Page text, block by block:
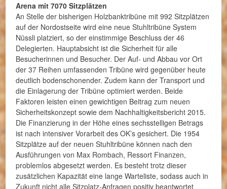
Arena mit 7070 Sitzplätzen
An Stelle der bisherigen Holzbanktribüne mit 992 Sitzplätzen
auf der Nordostseite wird eine neue Stuhltribüne System
Nüssli platziert, so der einstimmige Beschluss der 46
Delegierten. Hauptabsicht ist die Sicherheit für alle
Besucherinnen und Besucher. Der Auf- und Abbau vor Ort
der 37 Reihen umfassenden Tribüne wird gegenüber heute
deutlich bodenschonender. Zudem kann der Transport und
die Einlagerung der Tribüne optimiert werden. Beide
Faktoren leisten einen gewichtigen Beitrag zum neuen
Sicherheitskonzept sowie dem Nachhaltigkeitsbericht 2015.
Die Finanzierung in der Höhe eines sechsstelligen Betrags
ist nach intensiver Vorarbeit des OK’s gesichert. Die 1954
Sitzplätze auf der neuen Stuhltribüne können nach den
Ausführungen von Max Rombach, Ressort Finanzen,
problemlos abgesetzt werden. Es besteht trotz dieser
zusätzlichen Kapazität eine lange Warteliste, sodass auch in
Zukunft nicht alle Sitzplatz-Anfragen positiv beantwortet